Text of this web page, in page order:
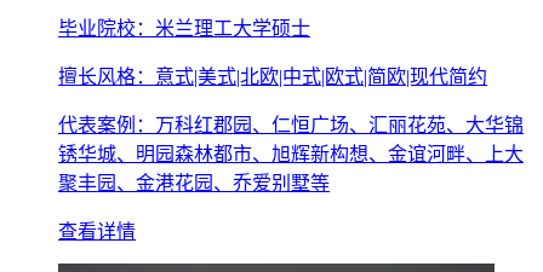
毕业院校：米兰理工大学硕士
擅长风格：意式|美式|北欧|中式|欧式|简欧|现代简约
代表案例：万科红郡园、仁恒广场、汇丽花苑、大华锦
锈华城、明园森林都市、旭辉新构想、金谊河畔、上大
聚丰园、金港花园、乔爱别墅等
查看详情